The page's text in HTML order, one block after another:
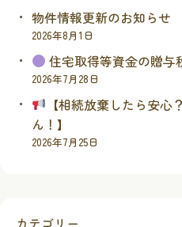
物件情報更新のお知らせ
2026年8月1日
住宅取得等資金の贈与
2026年7月28日
【相続放棄したら安
ん！】
2026年7月25日
カテゴリー